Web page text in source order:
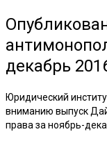
декабрь
Юридический
вниманию выпуск
права за ноябрь-